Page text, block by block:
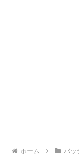
ホーム バッ